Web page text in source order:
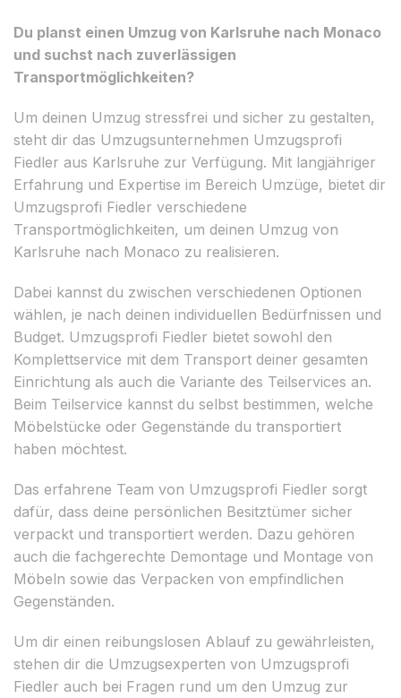
Du planst einen Umzug von Karlsruhe nach Monaco
und suchst nach zuverlässigen
Transportmöglichkeiten?
Um deinen Umzug stressfrei und sicher zu gestalten,
steht dir das Umzugsunternehmen Umzugsprofi
Fiedler aus Karlsruhe zur Verfügung. Mit langjähriger
Erfahrung und Expertise im Bereich Umzüge, bietet dir
Umzugsprofi Fiedler verschiedene
Transportmöglichkeiten, um deinen Umzug von
Karlsruhe nach Monaco zu realisieren.
Dabei kannst du zwischen verschiedenen Optionen
wählen, je nach deinen individuellen Bedürfnissen und
Budget. Umzugsprofi Fiedler bietet sowohl den
Komplettservice mit dem Transport deiner gesamten
Einrichtung als auch die Variante des Teilservices an.
Beim Teilservice kannst du selbst bestimmen, welche
Möbelstücke oder Gegenstände du transportiert
haben möchtest.
Das erfahrene Team von Umzugsprofi Fiedler sorgt
dafür, dass deine persönlichen Besitztümer sicher
verpackt und transportiert werden. Dazu gehören
auch die fachgerechte Demontage und Montage von
Möbeln sowie das Verpacken von empfindlichen
Gegenständen.
Um dir einen reibungslosen Ablauf zu gewährleisten,
stehen dir die Umzugsexperten von Umzugsprofi
Fiedler auch bei Fragen rund um den Umzug zur